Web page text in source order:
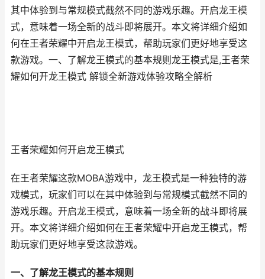
其中体验到与常规模式截然不同的游戏乐趣。开启龙王模
式，意味着一场全新的战斗即将展开。本文将详细介绍如
何在王者荣耀中开启龙王模式，帮助玩家们更好地享受这
款游戏。一、了解龙王模式的基本规则龙王模式是,王者荣
耀如何开龙王模式 解锁全新游戏体验攻略全解析
王者荣耀如何开启龙王模式
在王者荣耀这款MOBA游戏中，龙王模式是一种独特的游
戏模式，玩家们可以在其中体验到与常规模式截然不同的
游戏乐趣。开启龙王模式，意味着一场全新的战斗即将展
开。本文将详细介绍如何在王者荣耀中开启龙王模式，帮
助玩家们更好地享受这款游戏。
一、了解龙王模式的基本规则